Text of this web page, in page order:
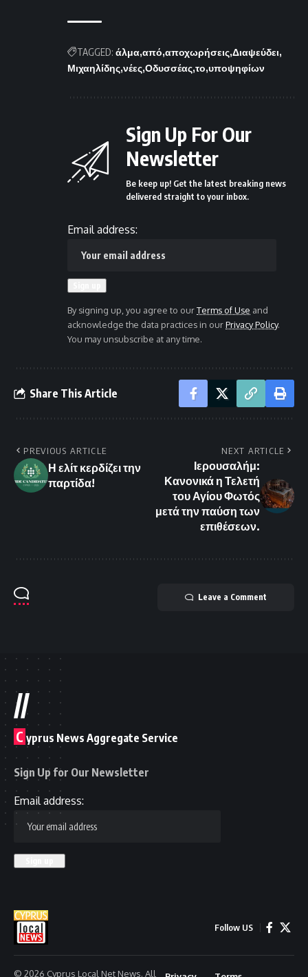
TAGGED: άλμα από αποχωρήσεις Διαψεύδει
Μιχαηλίδης νέες Οδυσσέας το υποψηφίων
Sign Up For Our
Newsletter
Be keep up! Get the latest breaking news
delivered straight to your inbox.
Email address:
By signing up, you agree to ourTerms of Use and
acknowledge the data practices in ourPrivacy Policy.
You may unsubscribe at any time.
Share This Article
PREVIOUS ARTICLE
Η ελίτ κερδίζει την
παρτίδα!
NEXT ARTICLE
Ιερουσαλήμ:
Κανονικά η Τελετή
του Αγίου Φωτός
μετά την παύση των
επιθέσεων.
Leave a Comment
//
C yprus News Aggregate Service
Sign Up for Our Newsletter
Email address:
Follow US
© 2026 Cyprus Local Net News. All